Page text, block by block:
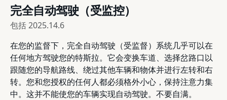
完全自动驾驶（受监控）
包括2025.14.6
在您的监督下，完全自动驾驶（受监督）系统几乎可以在
任何地方驾驶您的特斯拉。它会变换车道、选择岔路口以
跟随您的导航路线、绕过其他车辆和物体并进行左转和右
转。您和您授权的任何人都必须格外小心，保持注意力集
中。这并不能使您的车辆实现自动驾驶。不要自满。